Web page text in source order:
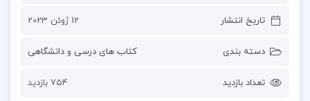
تاریخ انتشار 12 ژوئن 2023
دسته بندی کتاب های درسی و دانشگاهی
تعداد بازدید 754 بازدید